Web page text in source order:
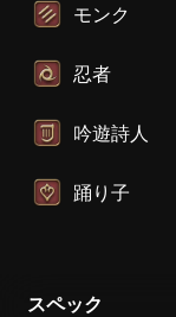
モンク
忍者
吟遊詩人
踊り子
スペック